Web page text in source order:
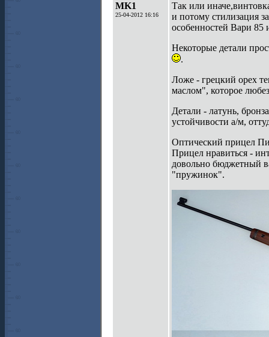
MK1
25-04-2012 16:16
Так или
и потому стилизация
особенностей Вари 85
Некоторые детали
.
Ложе - грецкий орех
маслом", которое
Детали - латунь,
устойчивости а/м,
Оптический прицел
Прицел нравиться -
довольно бюджетный
"пружинок".